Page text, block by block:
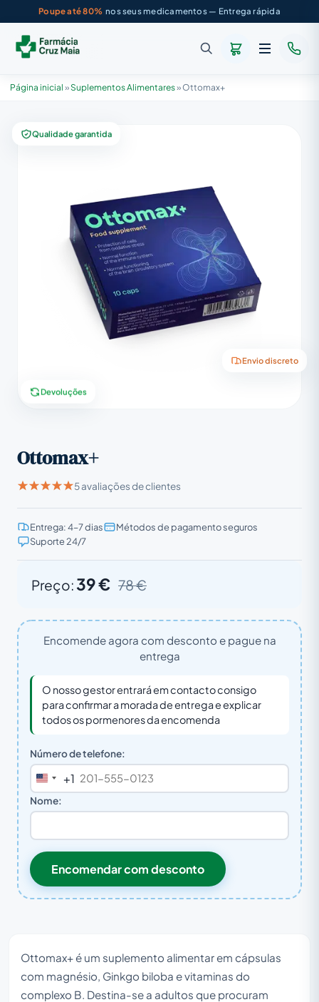
Poupe até 80% nos seus medicamentos — Entrega rápida
Página inicial »Suplementos Alimentares»Ottomax+
Qualidade garantida
Envio discreto
Devoluções
Ottomax+
5 avaliações de clientes
Entrega: 4–7 dias
Métodos de pagamento seguros
Suporte 24/7
Preço:39 € 78 €
Encomende agora com desconto e pague na
entrega
O nosso gestor entrará em contacto consigo
para confirmar a morada de entrega e explicar
todos os pormenores da encomenda
Número de telefone:
United
States
+1
Nome:
Encomendar com desconto
Ottomax+ é um suplemento alimentar em cápsulas
com magnésio, Ginkgo biloba e vitaminas do
complexo B. Destina-se a adultos que procuram